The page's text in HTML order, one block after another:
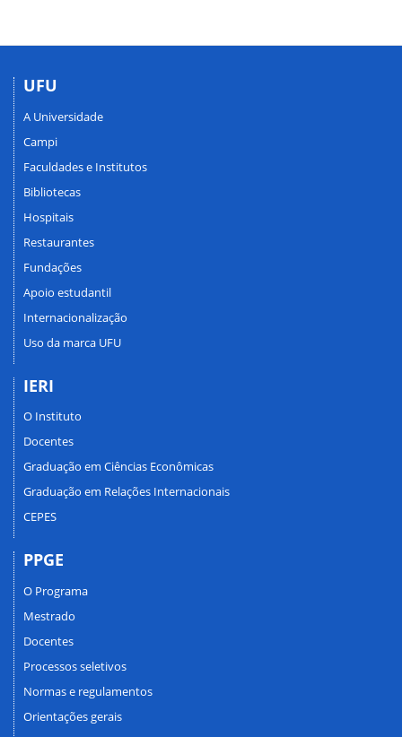
UFU
A Universidade
Campi
Faculdades e Institutos
Bibliotecas
Hospitais
Restaurantes
Fundações
Apoio estudantil
Internacionalização
Uso da marca UFU
IERI
O Instituto
Docentes
Graduação em Ciências Econômicas
Graduação em Relações Internacionais
CEPES
PPGE
O Programa
Mestrado
Docentes
Processos seletivos
Normas e regulamentos
Orientações gerais